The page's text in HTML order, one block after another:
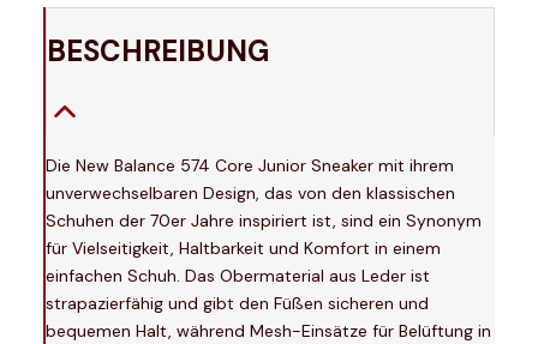
BESCHREIBUNG
Die New Balance 574 Core Junior Sneaker mit ihrem
unverwechselbaren Design, das von den klassischen
Schuhen der 70er Jahre inspiriert ist, sind ein Synonym
für Vielseitigkeit, Haltbarkeit und Komfort in einem
einfachen Schuh. Das Obermaterial aus Leder ist
strapazierfähig und gibt den Füßen sicheren und
bequemen Halt, während Mesh-Einsätze für Belüftung in